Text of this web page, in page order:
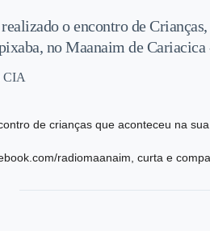
o encontro de
no Maanaim de Cariacica
CIA
de crianças que aconteceu na
radiomaanaim, curta e